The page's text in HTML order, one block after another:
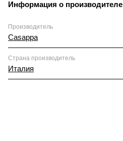
Информация о производителе
Производитель
Casappa
Страна производитель
Италия